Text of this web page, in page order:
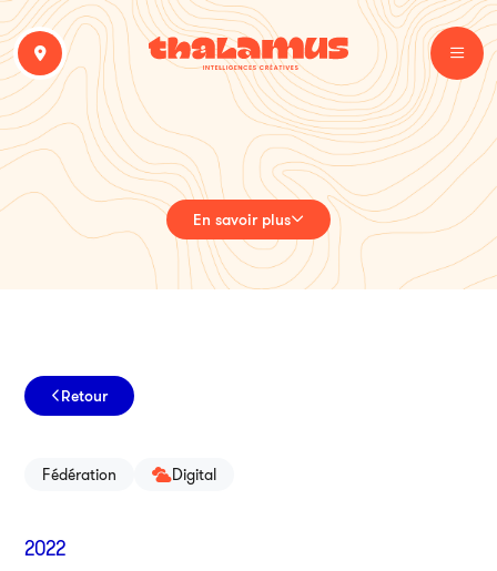
En savoir plus
Retour
Fédération Digital
2022